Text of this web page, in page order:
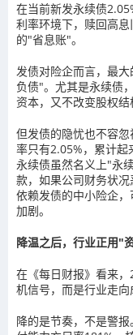
在当前新发永续债
利率环境下，赎回高
的"省息账"。
发债对险企而言，最
负债"。尤其是永续债
资本，又不改变股权结
但发债的隐忧也不容
率只有2.05%，累计起
永续债虽然名义上"永
款，如果公司财务状
依赖发债的中小险企
加剧。
降温之后， 行业正用"
在《每日财报》看来
机信号，而是行业走向
降的是节奏，不是警